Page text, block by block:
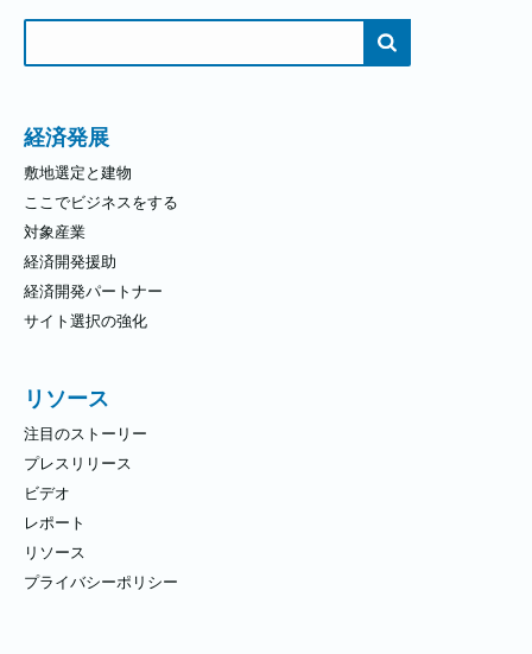
経済発展
敷地選定と建物
ここでビジネスをする
対象産業
経済開発援助
経済開発パートナー
サイト選択の強化
リソース
注目のストーリー
プレスリリース
ビデオ
レポート
リソース
プライバシーポリシー